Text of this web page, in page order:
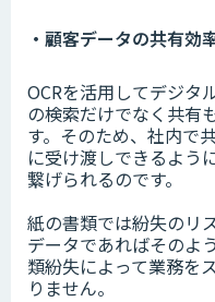
・顧客データの共有効
OCRを活用してデジタ
の検索だけでなく共有
す。そのため、社内で
に受け渡しできるよう
繋げられるのです。
紙の書類では紛失のリ
データであればそのよ
類紛失によって業務を
りません。